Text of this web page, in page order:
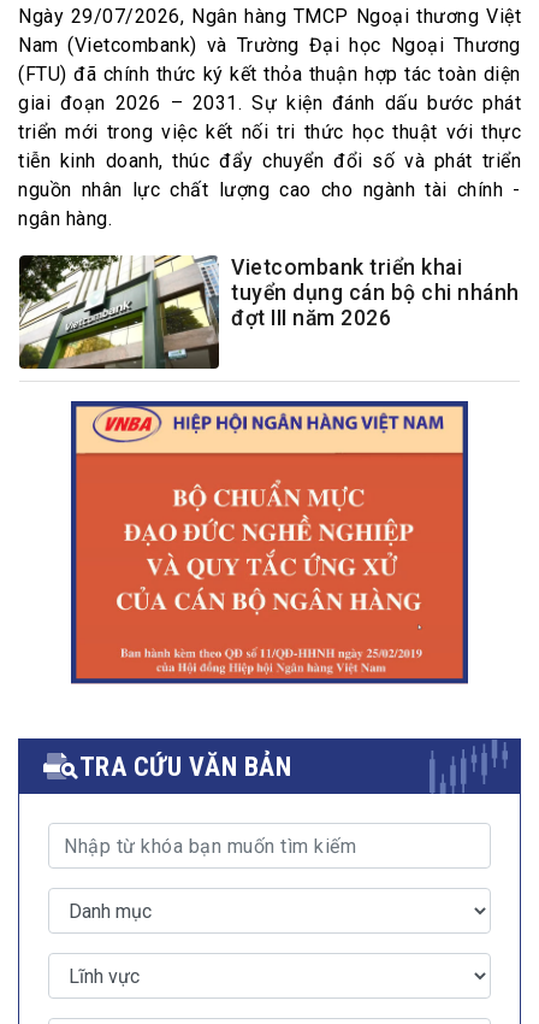
Ngày 29/07/2026, Ngân hàng TMCP Ngoại thương Việt
Nam (Vietcombank) và Trường Đại học Ngoại Thương
(FTU) đã chính thức ký kết thỏa thuận hợp tác toàn diện
giai đoạn 2026 – 2031. Sự kiện đánh dấu bước phát
triển mới trong việc kết nối tri thức học thuật với thực
tiễn kinh doanh, thúc đẩy chuyển đổi số và phát triển
nguồn nhân lực chất lượng cao cho ngành tài chính -
ngân hàng.
Vietcombank triển khai
tuyển dụng cán bộ chi nhánh
đợt III năm 2026
TRA CỨU VĂN BẢN